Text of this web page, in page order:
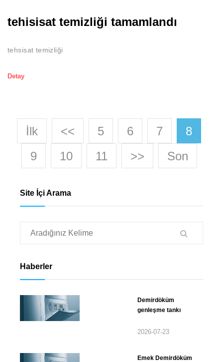
tehisisat temizliği tamamlandı
tehsisat temizliği
Detay
İlk << 5 6 7
8
9
10 11 >> Son
Site İçi Arama
Haberler
Demirdöküm
genleşme tankı
2026-07-23
Emek Demirdöküm